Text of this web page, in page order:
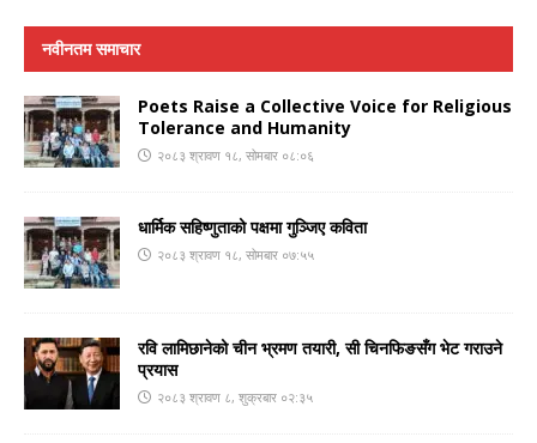
नवीनतम समाचार
Poets Raise a Collective Voice for Religious
Tolerance and Humanity
२०८३ श्रावण १८, सोमबार ०८:०६
धार्मिक सहिष्णुताको पक्षमा गुञ्जिए कविता
२०८३ श्रावण १८, सोमबार ०७:५५
रवि लामिछानेको चीन भ्रमण तयारी, सी चिनफिङसँग भेट गराउने
प्रयास
२०८३ श्रावण ८, शुक्रबार ०२:३५